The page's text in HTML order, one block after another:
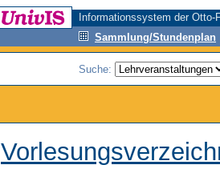
Informationssystem der
Sammlung/Stundenplan
Suche: